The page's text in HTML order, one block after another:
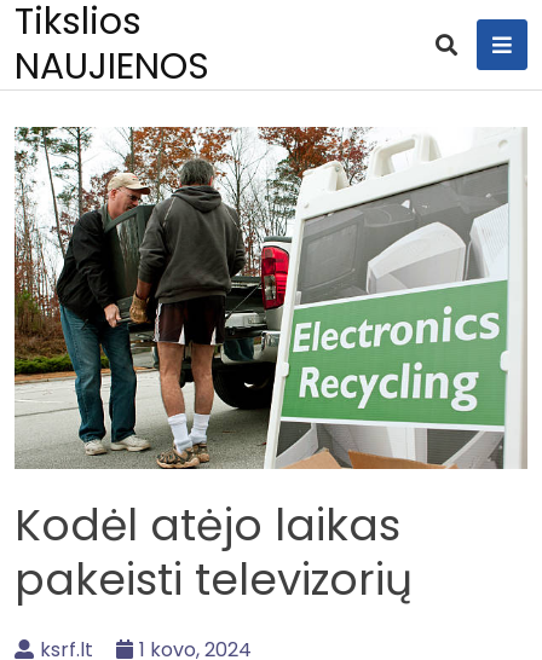
Skip
content
Tikslios
NAUJIENOS
Kodėl atėjo laikas
pakeisti televizorių
ksrf.lt 1 kovo, 2024